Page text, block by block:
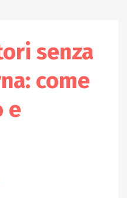
senza
come
e